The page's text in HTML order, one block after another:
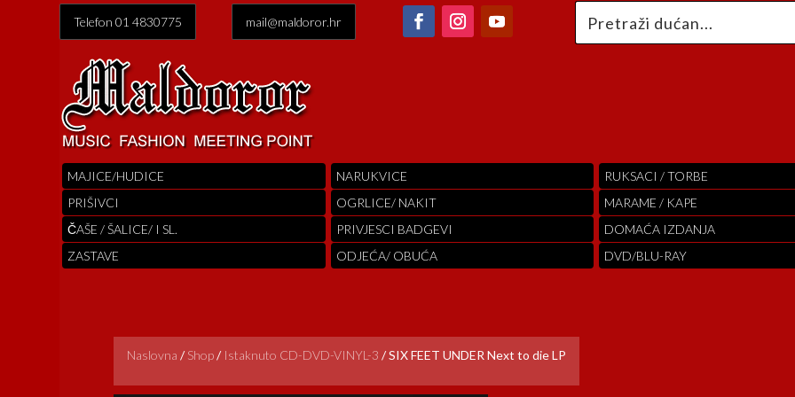
Telefon 01 4830775 mail@maldoror.hr
MAJICE/HUDICE
PRIŠIVCI
ČAŠE / ŠALICE/ I SL.
ZASTAVE
NARUKVICE
OGRLICE/ NAKIT
PRIVJESCI BADGEVI
ODJEĆA/ OBUĆA
RUKSACI / TORBE
MARAME / KAPE
DOMAĆA IZDANJA
DVD/BLU-RAY
Naslovna / Shop/ Istaknuto CD-DVD-VINYL-3 /SIX FEET UNDER Next to die LP